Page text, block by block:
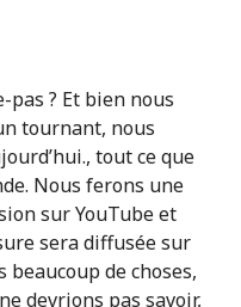
pas ? Et bien nous
tournant, nous
tout ce que
Nous ferons une
sur YouTube et
sera diffusée sur
de choses,
devrions pas savoir,